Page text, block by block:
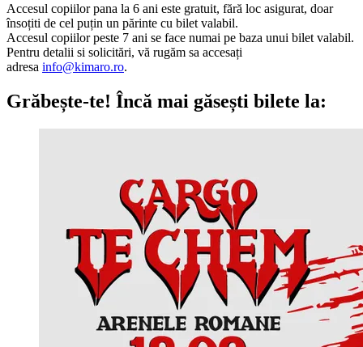
Accesul copiilor pana la 6 ani este gratuit, fără loc asigurat, doar
însoțiti de cel puțin un părinte cu bilet valabil.
Accesul copiilor peste 7 ani se face numai pe baza unui bilet valabil.
Pentru detalii si solicitări, vă rugăm sa accesați
adresa info@kimaro.ro.
Grăbește-te! Încă mai găsești bilete la: